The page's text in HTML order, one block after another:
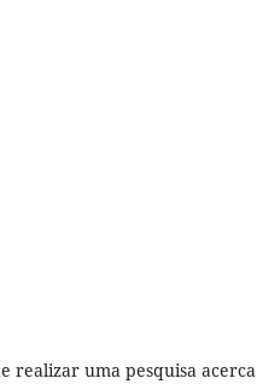
realizar uma pesquisa acerca